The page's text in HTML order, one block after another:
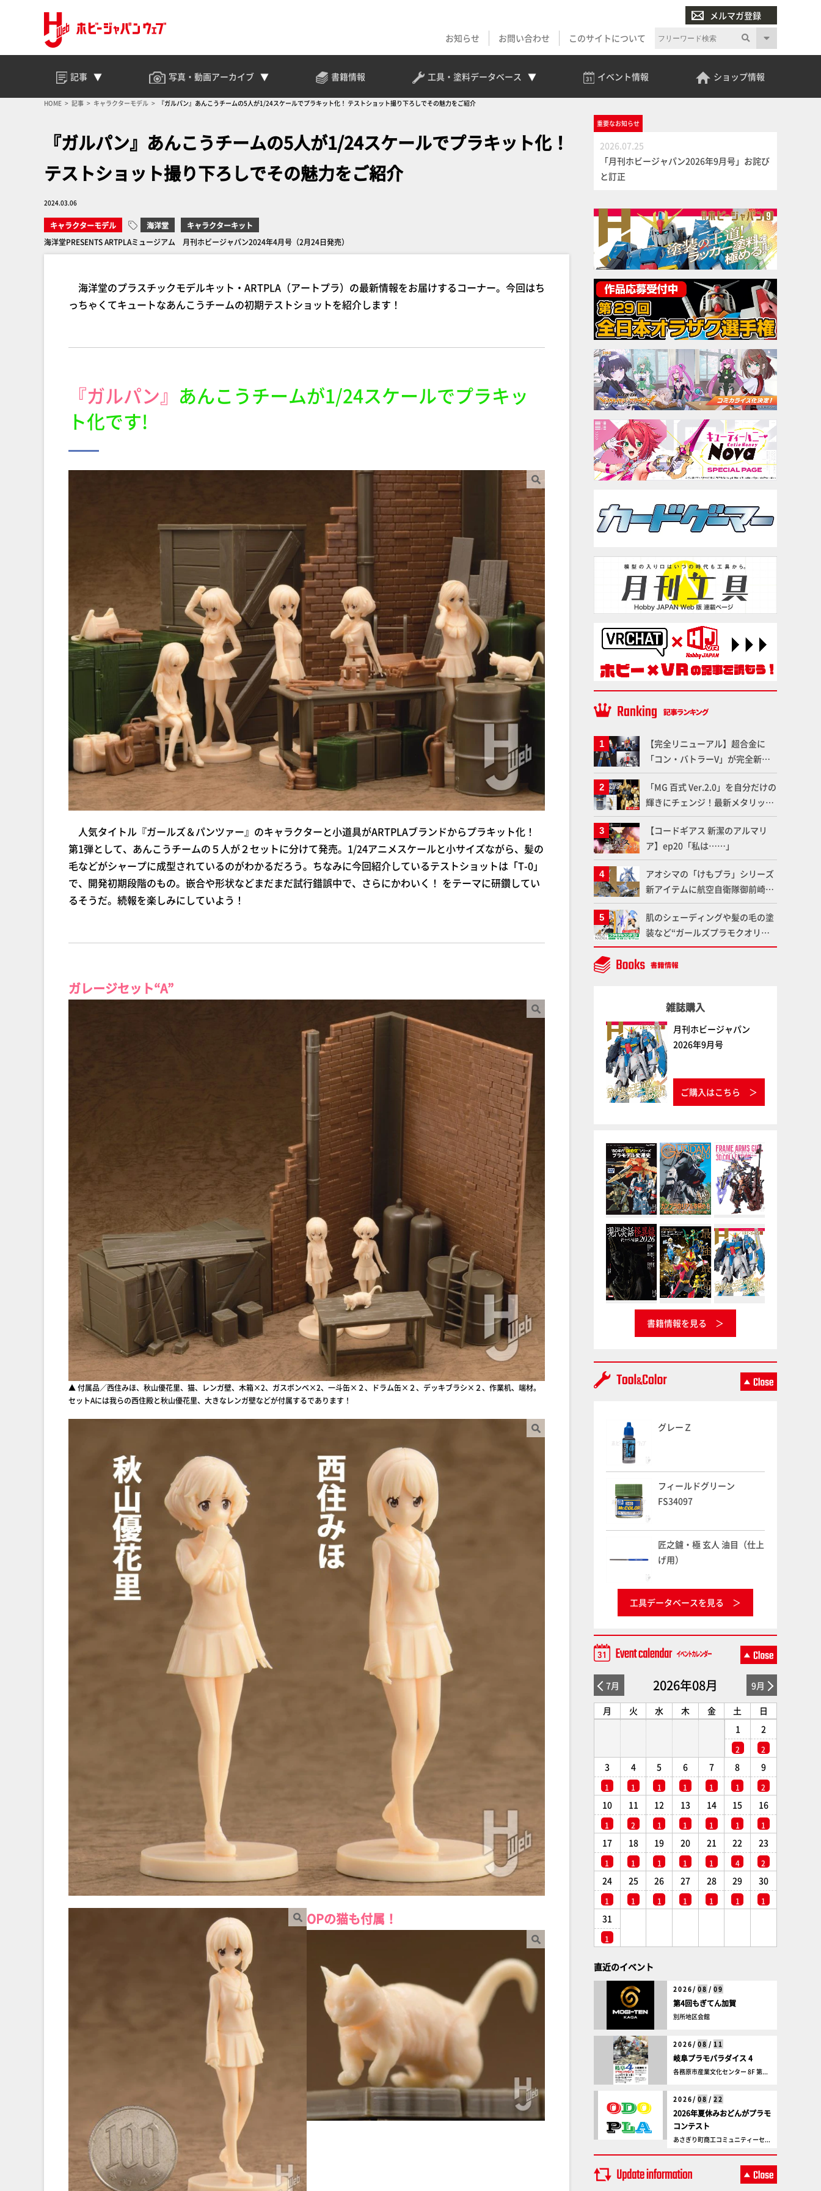
メルマガ登録
お知らせ
お問い合わせ このサイトについて
記事 写真・動画アーカイブ 書籍情報 工具・塗料データベース イベント情報 ショップ情報
HOME 記事 キャラクターモデル 『ガルパン』あんこうチームの5人が1/24スケールでプラキット化！ テストショット撮り下ろしでその魅力をご紹介
『ガルパン』あんこうチームの5人が1/24スケールでプラキット化！
テストショット撮り下ろしでその魅力をご紹介
2024.03.06
キャラクターモデル 海洋堂
キャラクターキット
海洋堂PRESENTS ARTPLAミュージアム 月刊ホビージャパン2024年4月号（2月24日発売）
海洋堂のプラスチックモデルキット・ARTPLA（アートプラ）の最新情報をお届けするコーナー。今回はち
っちゃくてキュートなあんこうチームの初期テストショットを紹介します！
『ガルパン』 あんこうチームが1/24スケールでプラキッ
ト化です!
人気タイトル『ガールズ＆パンツァー』のキャラクターと小道具がARTPLAブランドからプラキット化！
第1弾として、あんこうチームの５人が２セットに分けて発売。1/24アニメスケールと小サイズながら、髪の
毛などがシャープに成型されているのがわかるだろう。ちなみに今回紹介しているテストショットは「T-0」
で、開発初期段階のもの。嵌合や形状などまだまだ試行錯誤中で、さらにかわいく！ をテーマに研鑽してい
るそうだ。続報を楽しみにしていよう！
ガレージセット“A”
▲ 付属品／西住みほ、秋山優花里、猫、レンガ壁、木箱×2、ガスボンベ×2、一斗缶×２、ドラム缶×２、デッキブラシ×２、作業机、端材。
セットAには我らの西住殿と秋山優花里、大きなレンガ壁などが付属するであります！
OPの猫も付属！
重要なお知らせ
2026.07.25
「月刊ホビージャパン2026年9月号」お詫び
と訂正
【完全リニューアル】超合金に
「コン・バトラーV」が完全新規
造形で登場！気になる仕様を試作
品の撮り下ろしでご紹介!!さらに
「大鉄人17」＆「ワンエイト」セ
ット情報もお届け！【超合金の
魂】
「MG 百式 Ver.2.0」を自分だけの
輝きにチェンジ！最新メタリック
塗料を使ってより金属感を増した
仕上がりに!!【試し読み】
【コードギアス 新潔のアルマリ
ア】ep20「私は……」
アオシマの「けもプラ」シリーズ
新アイテムに航空自衛隊御前崎分
屯基地の公式キャラクターとして
誕生した「おまねこ」が着任！け
もプラ公式サイト限定版と通常版
の2ラインで発売！
肌のシェーディングや髪の毛の塗
装など“ガールズプラモクオリテ
ィアップ術”で仕上げる！カスタ
ム作例「白騎士ソフィエラ」が完
11:59まで応募受付中】
雑誌購入
月刊ホビージャパン
2026年9月号
ご購入はこちら
書籍情報を見る
グレーＺ
フィールドグリーン
FS34097
匠之鑢・極 玄人 油目（仕上
げ用）
工具データベースを見る
7月 2026年08月 9月
月 火 水 木 金 土
日
1
2
2
2
3
1
4
1
5
1
6
1
7
1
8
1
9
2
10
1
11
2
12
1
13
1
14
1
15
1
16
1
17
1
18
1
19
1
20
1
21
1
22
4
23
2
24
1
25
1
26
1
27
1
28
1
29
1
30
1
31
1
直近のイベント
2026/ 08 / 09
第4回もぎてん加賀
別所地区会館
2026/ 08 / 11
岐阜プラモパラダイス 4
各務原市産業文化センター 8F 第...
2026/ 08 / 22
2026年夏休みおどんがプラモ
コンテスト
あさぎり町商工コミュニティーセ...